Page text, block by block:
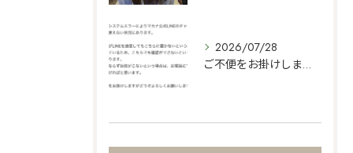
2026/07/28
ご不便をお掛けしますがよろしくお願いします🙇